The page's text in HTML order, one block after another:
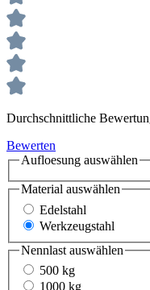
Durchschnittliche
Bewerten
Aufloesung auswählen
Material auswählen
Edelstahl
Werkzeugstahl
Nennlast auswählen
500 kg
1000 kg